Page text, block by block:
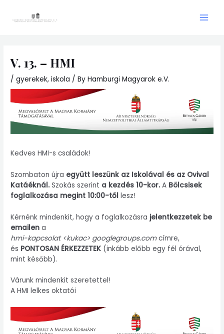
V. 13. – HMI
/gyerekek,iskola / ByHamburgi Magyarok e.V.
Kedves HMI-s családok!
Szombaton újra együtt leszünk az Iskolával és az Ovival
Katáéknál.Szokás szerint a kezdés 10-kor. A Bölcsisek
foglalkozása megint 10:00-től lesz!
Kérnénk mindenkit, hogy a foglalkozásra jelentkezzetek be
emailena
hmi-kapcsolat <kukac> googlegroups.comcímre,
és PONTOSAN ÉRKEZZETEK (inkább előbb egy fél órával,
mint később).
Várunk mindenkit szeretettel!
A HMI lelkes oktatói